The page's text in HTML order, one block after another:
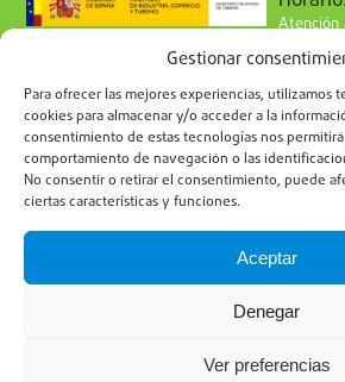
Gestionar
Para ofrecer las mejores experiencias, utilizamos
cookies para almacenar y/o acceder a la
consentimiento de estas tecnologías nos
comportamiento de navegación o las
No consentir o retirar el consentimiento, puede
ciertas características y funciones.
Aceptar
Denegar
Ver preferencias
Atención
de 9 a
Síguenos en redes:
Suscríbete a nuestro boletín